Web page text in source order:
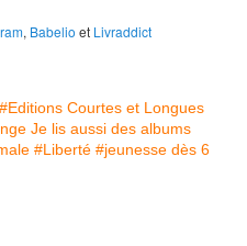
, Babelio et Livraddict
#Editions Courtes et Longues
Je lis aussi des albums
#Liberté #jeunesse dès 6